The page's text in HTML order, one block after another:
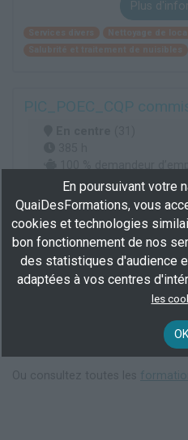
Plus
PIC_POEC_CQP
Éligible CPF
Plus
Hôtellerie, Restauration
Elargisez votre recherche en
salubrité et traitement de
En poursuivant votre
QuaiDesFormations, vous
cookies et technologies
bon fonctionnement de nos
des statistiques d'audience
adaptées à vos centres
les